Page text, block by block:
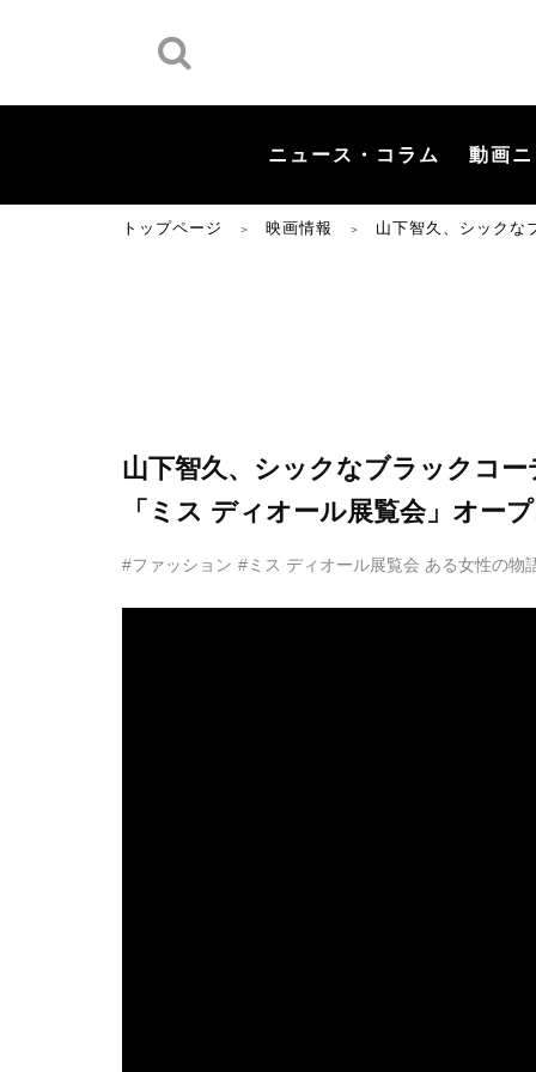
ニュース・コラム 動画
トップページ ＞ 映画情報 ＞ 山下智久、シックな
山下智久、シックなブラックコ
「ミス ディオール展覧会」オー
#ファッション #ミス ディオール展覧会 ある女性の物